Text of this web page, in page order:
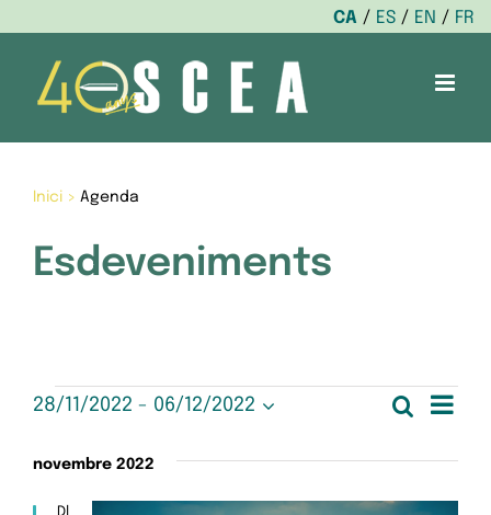
CA ES EN
FR
content
Inici> Agenda
Esdeveniments
Esdeveniments Cerca
Llista
28/11/2022 - 06/12/2022
data.
novembre 2022